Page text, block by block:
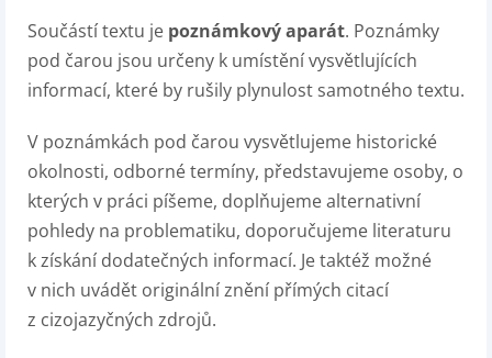
Součástí textu je poznámkový aparát. Poznámky
pod čarou jsou určeny k umístění vysvětlujících
informací, které by rušily plynulost samotného textu.
V poznámkách pod čarou vysvětlujeme historické
okolnosti, odborné termíny, představujeme osoby, o
kterých v práci píšeme, doplňujeme alternativní
pohledy na problematiku, doporučujeme literaturu
k získání dodatečných informací. Je taktéž možné
v nich uvádět originální znění přímých citací
z cizojazyčných zdrojů.